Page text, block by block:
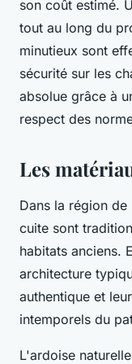
son coût estimé.
tout au long du
minutieux sont
sécurité sur les
absolue grâce à
respect des
Les
Dans la région
cuite sont
habitats anciens.
architecture
authentique et
intemporels du
L'ardoise